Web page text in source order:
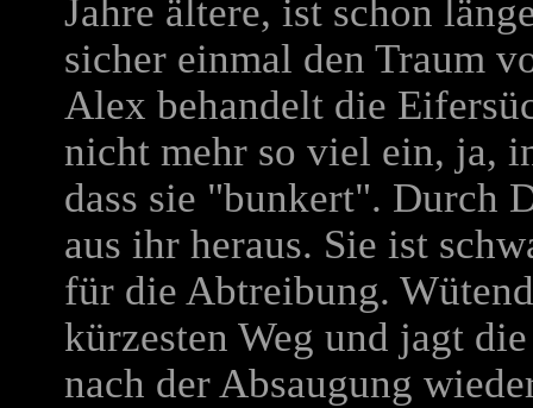
Jahre ältere, ist schon
sicher einmal den Traum
Alex behandelt die
nicht mehr so viel ein, ja,
dass sie "bunkert". Durch
aus ihr heraus. Sie ist
für die Abtreibung.
kürzesten Weg und jagt
nach der Absaugung